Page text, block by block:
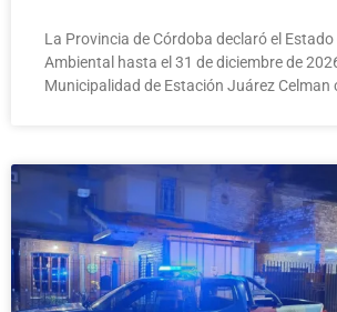
La Provincia de Córdoba declaró el Estado
Ambiental hasta el 31 de diciembre de
Municipalidad de Estación Juárez